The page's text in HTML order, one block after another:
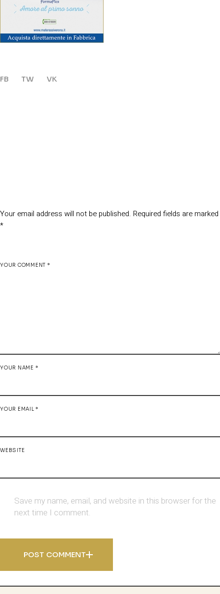
FB TW VK
Your email address will not be published. Required fields are marked
*
YOUR COMMENT *
YOUR NAME *
YOUR EMAIL *
WEBSITE
Save my name, email, and website in this browser for the
next time I comment.
POST COMMENT